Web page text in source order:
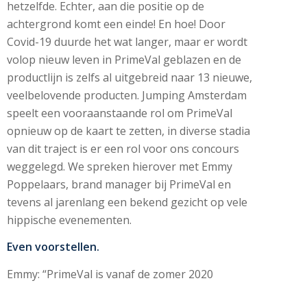
hetzelfde. Echter, aan die positie op de
achtergrond komt een einde! En hoe! Door
Covid-19 duurde het wat langer, maar er wordt
volop nieuw leven in PrimeVal geblazen en de
productlijn is zelfs al uitgebreid naar 13 nieuwe,
veelbelovende producten. Jumping Amsterdam
speelt een vooraanstaande rol om PrimeVal
opnieuw op de kaart te zetten, in diverse stadia
van dit traject is er een rol voor ons concours
weggelegd. We spreken hierover met Emmy
Poppelaars, brand manager bij PrimeVal en
tevens al jarenlang een bekend gezicht op vele
hippische evenementen.
Even voorstellen.
Emmy: “PrimeVal is vanaf de zomer 2020